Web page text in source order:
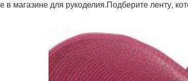
в магазине для рукоделия.Подберите ленту,